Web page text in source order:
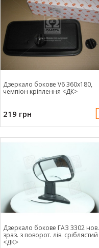
Дзеркало бокове V6 360x180,
чемпіон кріплення <ДК>
219 грн
Дзеркало бокове ГАЗ 3302 нов.
зраз. з поворот. лів. сріблястий
<ДК>